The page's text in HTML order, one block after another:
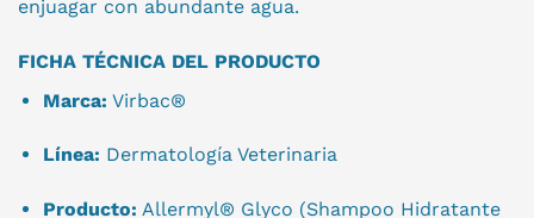
enjuagar con abundante agua.
FICHA TÉCNICA DEL PRODUCTO
Marca: Virbac®
Línea: Dermatología Veterinaria
Producto: Allermyl® Glyco (Shampoo Hidratante